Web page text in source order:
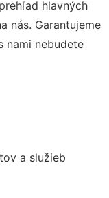
hlavných
nás. Garantujeme
nami nebudete
a služieb